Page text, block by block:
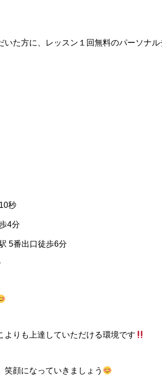
た方に、レッスン１回無料のパーソナ
秒
4分
5番出口徒歩6分
よりも上達していただける環境です
顔になっていきましょう